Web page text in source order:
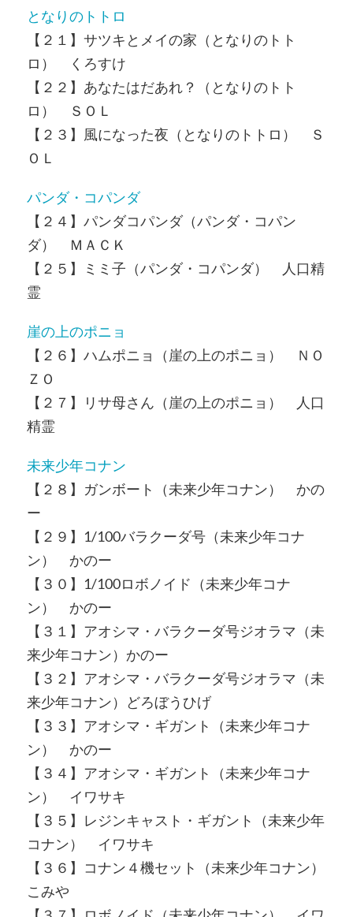
となりのトトロ
【２１】サツキとメイの家（となりのトト
ロ） くろすけ
【２２】あなたはだあれ？（となりのトト
ロ） ＳＯＬ
【２３】風になった夜（となりのトトロ） Ｓ
ＯＬ
パンダ・コパンダ
【２４】パンダコパンダ（パンダ・コパン
ダ） ＭＡＣＫ
【２５】ミミ子（パンダ・コパンダ） 人口精
霊
崖の上のポニョ
【２６】ハムポニョ（崖の上のポニョ） ＮＯ
ＺＯ
【２７】リサ母さん（崖の上のポニョ） 人口
精霊
未来少年コナン
【２８】ガンボート（未来少年コナン） かの
ー
【２９】1/100バラクーダ号（未来少年コナ
ン） かのー
【３０】1/100ロボノイド（未来少年コナ
ン） かのー
【３１】アオシマ・バラクーダ号ジオラマ（未
来少年コナン）かのー
【３２】アオシマ・バラクーダ号ジオラマ（未
来少年コナン）どろぼうひげ
【３３】アオシマ・ギガント（未来少年コナ
ン） かのー
【３４】アオシマ・ギガント（未来少年コナ
ン） イワサキ
【３５】レジンキャスト・ギガント（未来少年
コナン） イワサキ
【３６】コナン４機セット（未来少年コナン）
こみや